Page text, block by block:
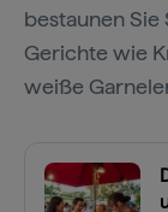
bestaunen Sie
Gerichte wie
weiße